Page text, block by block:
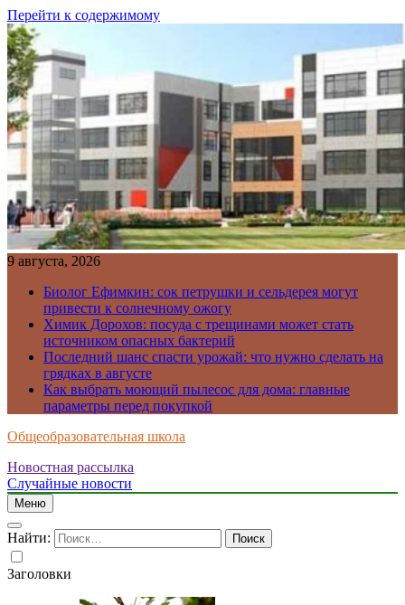
Перейти к содержимому
9 августа, 2026
Биолог Ефимкин: сок петрушки и сельдерея могут
привести к солнечному ожогу
Химик Дорохов: посуда с трещинами может стать
источником опасных бактерий
Последний шанс спасти урожай: что нужно сделать на
грядках в августе
Как выбрать моющий пылесос для дома: главные
параметры перед покупкой
Общеобразовательная школа
Новостная рассылка
Случайные новости
Меню
Найти:
Заголовки